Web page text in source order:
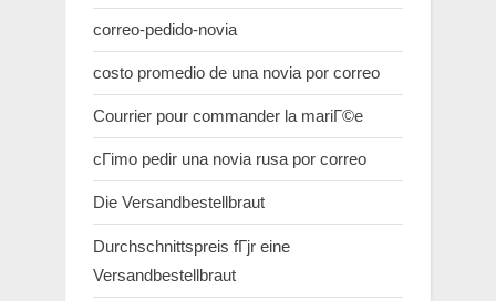
correo-pedido-novia
costo promedio de una novia por correo
Courrier pour commander la mariГ©e
cГіmo pedir una novia rusa por correo
Die Versandbestellbraut
Durchschnittspreis fГјr eine
Versandbestellbraut